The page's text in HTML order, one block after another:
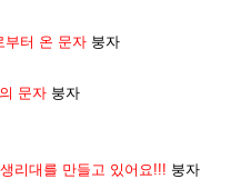
부터 온 문자 붕자
문자 붕자
리대를 만들고 있어요!!! 붕자